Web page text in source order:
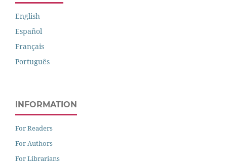
English
Español
Français
Português
INFORMATION
For Readers
For Authors
For Librarians